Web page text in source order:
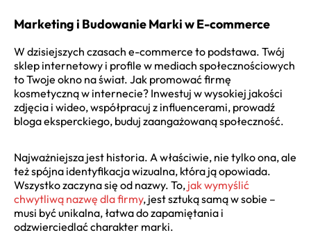
Marketing i Budowanie Marki w E-commerce
W dzisiejszych czasach e-commerce to podstawa. Twój
sklep internetowy i profile w mediach społecznościowych
to Twoje okno na świat. Jak promować firmę
kosmetyczną w internecie? Inwestuj w wysokiej jakości
zdjęcia i wideo, współpracuj z influencerami, prowadź
bloga eksperckiego, buduj zaangażowaną społeczność.
Najważniejsza jest historia. A właściwie, nie tylko ona, ale
też spójna identyfikacja wizualna, która ją opowiada.
Wszystko zaczyna się od nazwy. To, jak wymyślić
chwytliwą nazwę dla firmy, jest sztuką samą w sobie –
musi być unikalna, łatwa do zapamiętania i
odzwierciedlać charakter marki.